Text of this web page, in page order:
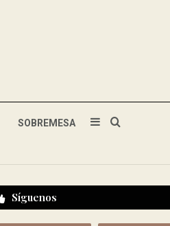
SOBREMESA
Síguenos